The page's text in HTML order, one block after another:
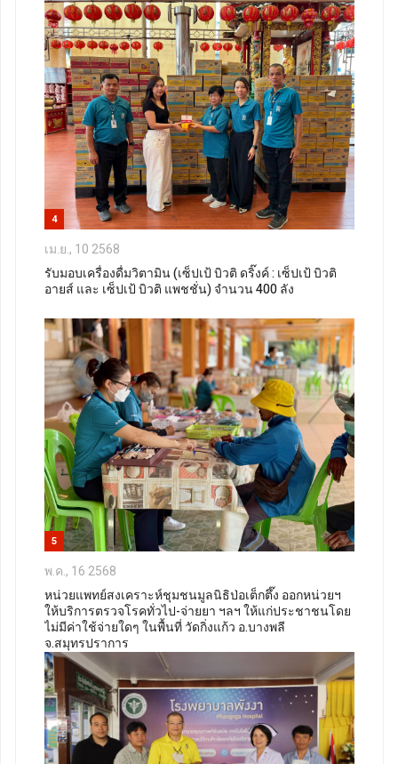
4
เม.ย., 10 2568
รับมอบเครื่องดื่มวิตามิน (เซ็ปเป้ บิวติ ดริ๊งค์ : เซ็ปเป้ บิวติ
อายส์ และ เซ็ปเป้ บิวติ แพชชั่น) จำนวน 400 ลัง
5
พ.ค., 16 2568
หน่วยแพทย์สงเคราะห์ชุมชนมูลนิธิป่อเต็กตึ๊ง ออกหน่วยฯ
ให้บริการตรวจโรคทั่วไป-จ่ายยา ฯลฯ ให้แก่ประชาชนโดย
ไม่มีค่าใช้จ่ายใดๆ ในพื้นที่ วัดกิ่งแก้ว อ.บางพลี
จ.สมุทรปราการ